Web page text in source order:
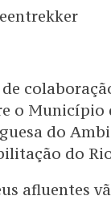
o Município
do
do
afluentes